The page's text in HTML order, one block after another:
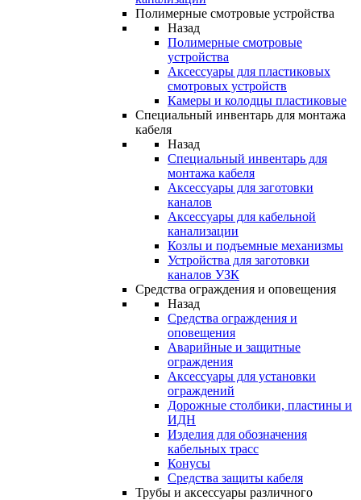
Полимерные смотровые устройства
Назад
Полимерные смотровые
устройства
Аксессуары для пластиковых
смотровых устройств
Камеры и колодцы пластиковые
Специальный инвентарь для монтажа
кабеля
Назад
Специальный инвентарь для
монтажа кабеля
Аксессуары для заготовки
каналов
Аксессуары для кабельной
канализации
Козлы и подъемные механизмы
Устройства для заготовки
каналов УЗК
Средства ограждения и оповещения
Назад
Средства ограждения и
оповещения
Аварийные и защитные
ограждения
Аксессуары для установки
ограждений
Дорожные столбики, пластины и
ИДН
Изделия для обозначения
кабельных трасс
Конусы
Средства защиты кабеля
Трубы и аксессуары различного